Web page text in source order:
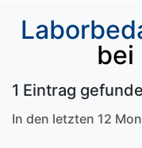
bei
1 Eintrag
In den letzten 12